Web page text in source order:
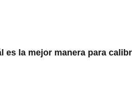
es la mejor manera para